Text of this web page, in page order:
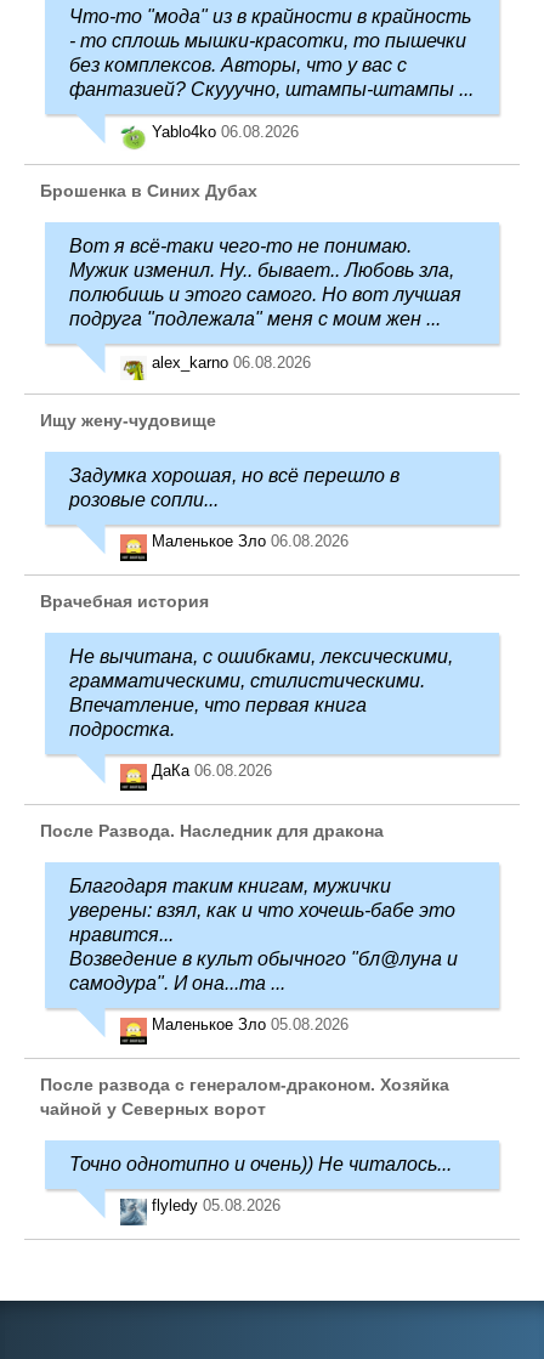
Что-то "мода" из в крайности в крайность
- то сплошь мышки-красотки, то пышечки
без комплексов. Авторы, что у вас с
фантазией? Скууучно, штампы-штампы ...
Yablo4ko 06.08.2026
Брошенка в Синих Дубах
Вот я всё-таки чего-то не понимаю.
Мужик изменил. Ну.. бывает.. Любовь зла,
полюбишь и этого самого. Но вот лучшая
подруга "подлежала" меня с моим жен ...
alex_karno 06.08.2026
Ищу жену-чудовище
Задумка хорошая, но всё перешло в
розовые сопли...
Маленькое Зло 06.08.2026
Врачебная история
Не вычитана, с ошибками, лексическими,
грамматическими, стилистическими.
Впечатление, что первая книга
подростка.
ДаКа 06.08.2026
После Развода. Наследник для дракона
Благодаря таким книгам, мужички
уверены: взял, как и что хочешь-бабе это
нравится...
Возведение в культ обычного "бл@луна и
самодура". И она...та ...
Маленькое Зло 05.08.2026
После развода с генералом-драконом. Хозяйка
чайной у Северных ворот
Точно однотипно и очень)) Не читалось...
flyledy 05.08.2026